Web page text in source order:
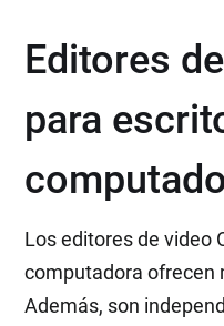
Editores
para
Los editores de video
computadora ofrecen
Además, son